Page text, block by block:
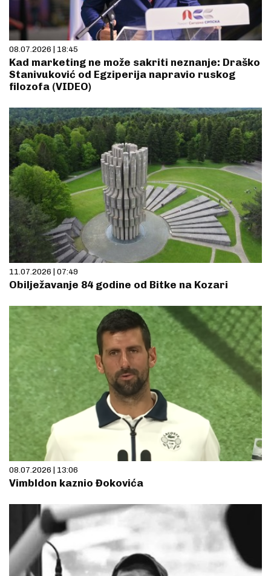
08.07.2026 | 18:45
Kad marketing ne može sakriti neznanje: Draško
Stanivuković od Egziperija napravio ruskog
filozofa (VIDEO)
11.07.2026 | 07:49
Obilježavanje 84 godine od Bitke na Kozari
08.07.2026 | 13:06
Vimbldon kaznio Đokovića